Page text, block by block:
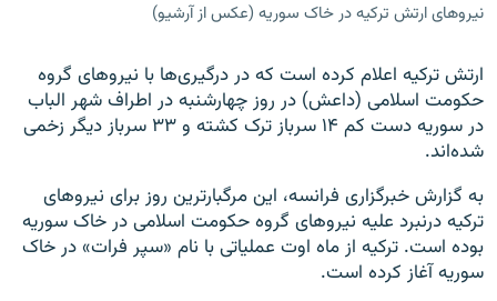
زبان‌های دیگر
نیروهای ارتش ترکیه در خاک سوریه (عکس از آرشیو)
ارتش ترکیه اعلام کرده است که در درگیری‌ها با نیروهای گروه
حکومت اسلامی (داعش) در روز چهارشنبه در اطراف شهر الباب
در سوریه دست کم ۱۴ سرباز ترک کشته و ۳۳ سرباز دیگر زخمی
شده‌اند.
به گزارش خبرگزاری فرانسه، این مرگبار‌ترین روز برای نیروهای
ترکیه درنبرد علیه نیروهای گروه حکومت اسلامی در خاک سوریه
بوده است. ترکیه از ماه اوت عملیاتی با نام «سپر فرات» در خاک
سوریه آغاز کرده است.